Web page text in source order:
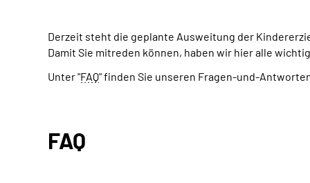
Derzeit steht die geplante Ausweitung der
Damit Sie mitreden können, haben wir hier alle
Unter "FAQ" finden Sie unseren Fragen-und-
FAQ